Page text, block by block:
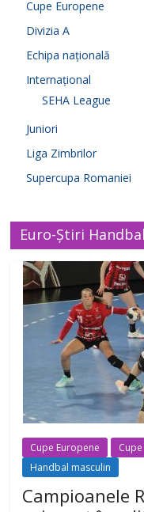
Cupe Europene
Divizia A
Echipa națională
Internațional
SEHA League
Juniori
Liga Zimbrilor
Supercupa Romaniei
Euro-Știri
Cupe Europene
Handbal masculin
Campioanele